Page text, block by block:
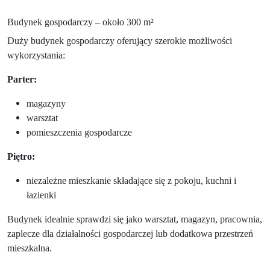
Budynek gospodarczy – około 300 m²
Duży budynek gospodarczy oferujący szerokie możliwości
wykorzystania:
Parter:
magazyny
warsztat
pomieszczenia gospodarcze
Piętro:
niezależne mieszkanie składające się z pokoju, kuchni i
łazienki
Budynek idealnie sprawdzi się jako warsztat, magazyn, pracownia,
zaplecze dla działalności gospodarczej lub dodatkowa przestrzeń
mieszkalna.